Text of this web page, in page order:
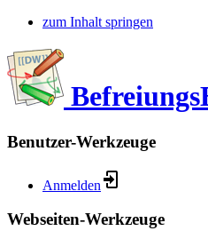
zum Inhalt springen
Benutzer-Werkzeuge
Anmelden
Webseiten-Werkzeuge